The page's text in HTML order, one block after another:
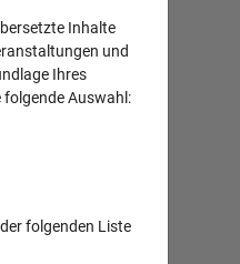
Inhalte
und
Ihres
Auswahl:
folgenden Liste